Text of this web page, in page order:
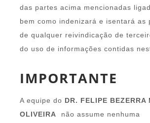
das partes acima mencionadas
bem como indenizará e isentará as
de qualquer reivindicação de
do uso de informações contidas
IMPORTANTE
A equipe do DR. FELIPE BEZERRA
OLIVEIRA não assume nenhuma